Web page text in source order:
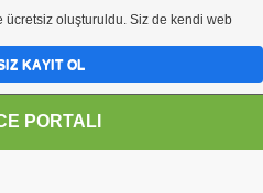
PORTALI
ücretsiz oluşturuldu. Siz de kendi web
KAYIT OL